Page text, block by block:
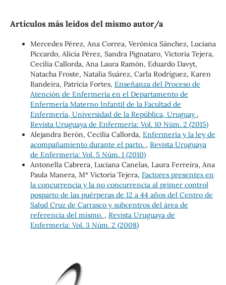
Artículos más leídos del mismo autor/a
Mercedes Pérez, Ana Correa, Verónica Sánchez, Luciana
Piccardo, Alicia Pérez, Sandra Pignataro, Victoria Tejera,
Cecilia Callorda, Ana Laura Ramón, Eduardo Davyt,
Natacha Froste, Natalia Suárez, Carla Rodríguez, Karen
Bandeira, Patricia Fortes, Enseñanza del Proceso de
Atención de Enfermería en el Departamento de
Enfermería Materno Infantil de la Facultad de
Enfermería, Universidad de la República, Uruguay ,
Revista Uruguaya de Enfermería: Vol. 10 Núm. 2 (2015)
Alejandra Berón, Cecilia Callorda, Enfermería y la ley de
acompañamiento durante el parto. , Revista Uruguaya
de Enfermería: Vol. 5 Núm. 1 (2010)
Antonella Cabrera, Luciana Canelas, Laura Ferreira, Ana
Paula Manera, Mª Victoria Tejera, Factores presentes en
la concurrencia y la no concurrencia al primer control
posparto de las puérperas de 12 a 44 años del Centro de
Salud Cruz de Carrasco y subcentros del área de
referencia del mismo. , Revista Uruguaya de
Enfermería: Vol. 3 Núm. 2 (2008)